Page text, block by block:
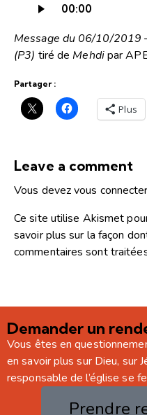
audio
00:00
Message du 06/10/2019
(P3) tiré de Mehdipar
Partager :
Plus
Leave a comment
Vous devezvous connecter
Ce site utilise Akismet
savoir plus sur la façon
commentaires sont
Demander un
Vous êtes en
en savoir plus sur Dieu, sur
responsable de l’église se
Prendre